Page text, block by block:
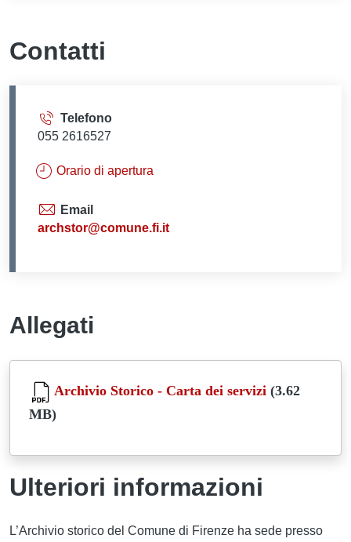
Contatti
Telefono
055 2616527
Orario di apertura
Email
archstor@comune.fi.it
Allegati
Archivio Storico - Carta dei servizi (3.62
MB)
Ulteriori informazioni
L’Archivio storico del Comune di Firenze ha sede presso